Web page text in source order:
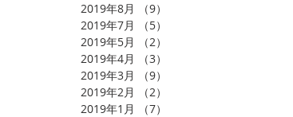
2019年8月
（9）
2019年7月
（5）
2019年5月
（2）
2019年4月
（3）
2019年3月
（9）
2019年2月
（2）
2019年1月
（7）